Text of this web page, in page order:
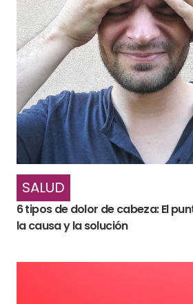
SALUD
6 tipos de dolor de cabeza: El
la causa y la solución